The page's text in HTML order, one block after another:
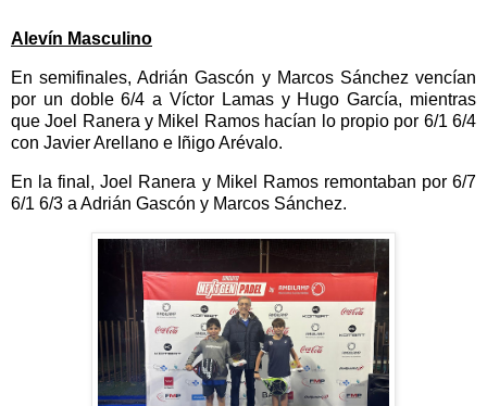
Alevín Masculino
En semifinales, Adrián Gascón y Marcos Sánchez vencían
por un doble 6/4 a Víctor Lamas y Hugo García, mientras
que Joel Ranera y Mikel Ramos hacían lo propio por 6/1 6/4
con Javier Arellano e Iñigo Arévalo.
En la final, Joel Ranera y Mikel Ramos remontaban por 6/7
6/1 6/3 a Adrián Gascón y Marcos Sánchez.